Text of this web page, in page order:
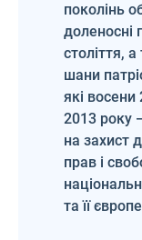
поколінь
доленосні
століття,
шани
які восени
2013 року
на захист
прав і
та її